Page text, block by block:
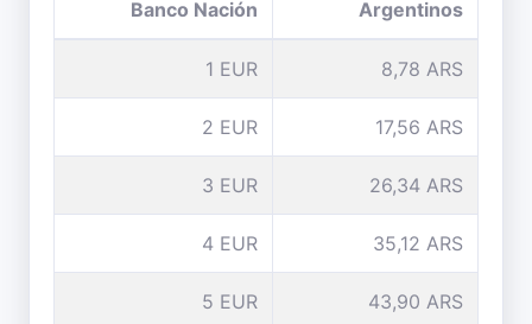
Banco Nación
Argentinos
1 EUR 8,78 ARS
2 EUR 17,56 ARS
3 EUR 26,34 ARS
4 EUR 35,12 ARS
5 EUR 43,90 ARS